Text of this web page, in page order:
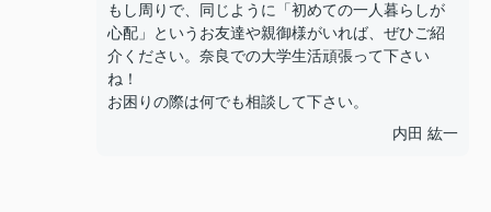
もし周りで、同じように「初めての一人暮らしが
心配」というお友達や親御様がいれば、ぜひご紹
介ください。奈良での大学生活頑張って下さい
ね！
お困りの際は何でも相談して下さい。
内田 紘一